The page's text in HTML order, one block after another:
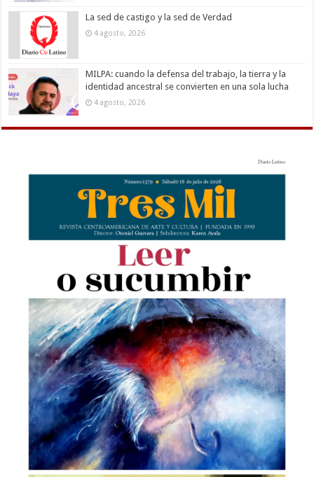
La sed de castigo y la sed de Verdad
4 agosto, 2026
MILPA: cuando la defensa del trabajo, la tierra y la
identidad ancestral se convierten en una sola lucha
4 agosto, 2026